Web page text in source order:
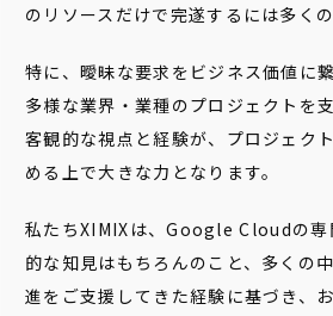
のリソースだけで完遂するには多く
特に、曖昧な要求をビジネス価値に
多様な業界・業種のプロジェクトを
客観的な視点と経験が、プロジェク
める上で大きな力となります。
私たちXIMIXは、Google Cloudの専
的な知見はもちろんのこと、多くの
進をご支援してきた経験に基づき、